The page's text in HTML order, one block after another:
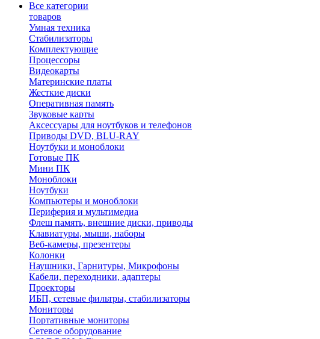
Все категории
товаров
Умная техника
Стабилизаторы
Комплектующие
Процессоры
Видеокарты
Материнские платы
Жесткие диски
Оперативная память
Звуковые карты
Аксессуары для ноутбуков и телефонов
Приводы DVD, BLU-RAY
Ноутбуки и моноблоки
Готовые ПК
Мини ПК
Моноблоки
Ноутбуки
Компьютеры и моноблоки
Периферия и мультимедиа
Флеш память, внешние диски, приводы
Клавиатуры, мыши, наборы
Веб-камеры, презентеры
Колонки
Наушники, Гарнитуры, Микрофоны
Кабели, переходники, адаптеры
Проекторы
ИБП, сетевые фильтры, стабилизаторы
Мониторы
Портативные мониторы
Сетевое оборудование